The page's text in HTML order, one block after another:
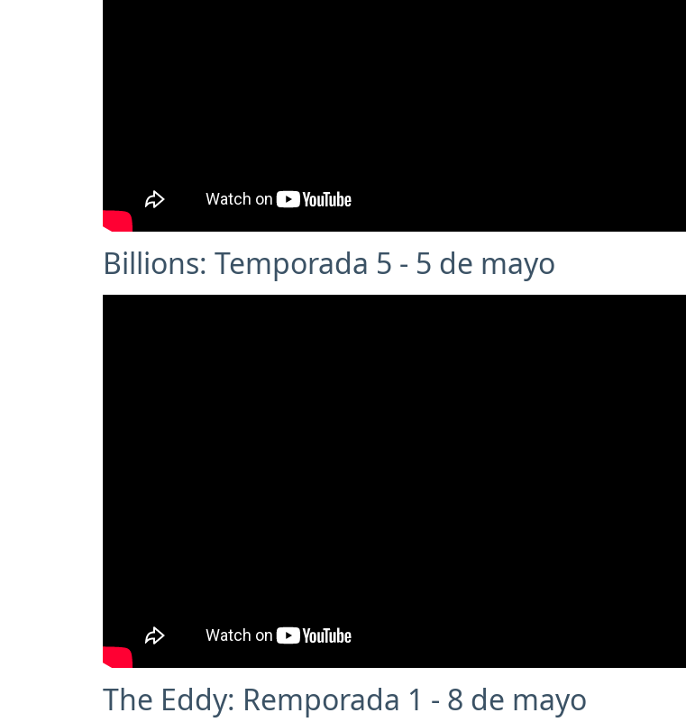
Billions: Temporada 5 - 5 de mayo
The Eddy: Remporada 1 - 8 de mayo